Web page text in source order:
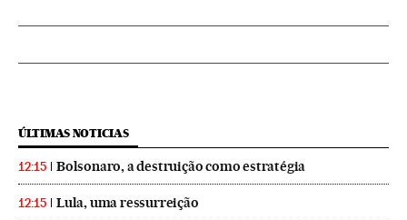
ÚLTIMAS NOTICIAS
12:15 Bolsonaro, a destruição como estratégia
12:15 Lula, uma ressurreição